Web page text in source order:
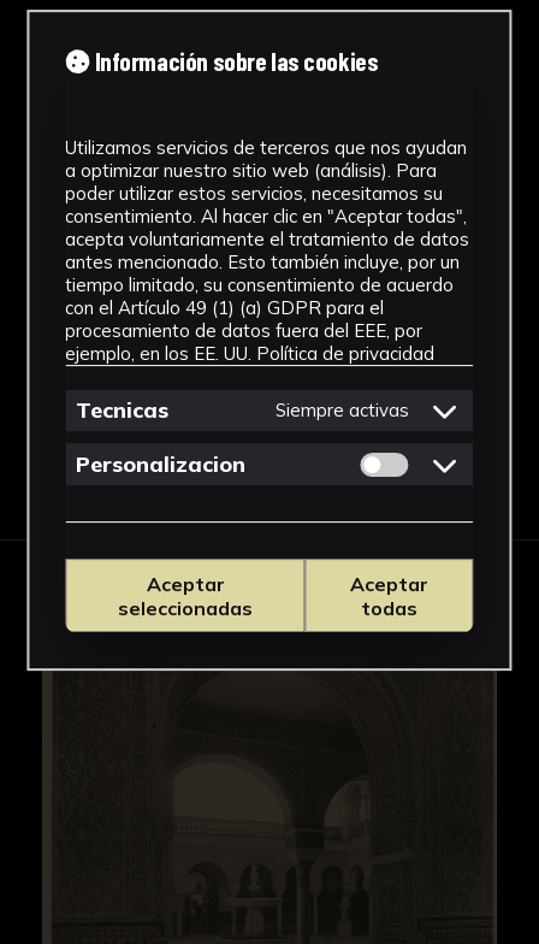
Ubicación
Laboratorio de Investigación
Patrimonio Cultural
Dimensiones
52 x 36 cm.
Ver más
Descargar Ficha
IMÁGENES
Información sobre las cookies
Utilizamos servicios de terceros que nos ayudan
a optimizar nuestro sitio web (análisis). Para
poder utilizar estos servicios, necesitamos su
consentimiento. Al hacer clic en "Aceptar todas",
acepta voluntariamente el tratamiento de datos
antes mencionado. Esto también incluye, por un
tiempo limitado, su consentimiento de acuerdo
con el Artículo 49 (1) (a) GDPR para el
procesamiento de datos fuera del EEE, por
ejemplo, en los EE. UU. Política de privacidad
Tecnicas Siempre activas
Personalizacion Permitir cookies
Aceptar
seleccionadas
Aceptar
todas